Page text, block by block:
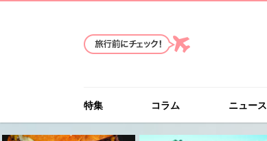
特集 コラム ニュース